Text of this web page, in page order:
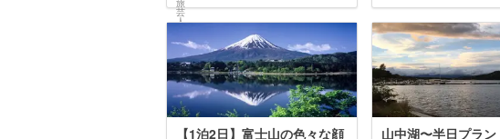
【1泊2日】富士山の色々な顔
山中湖〜半日プラン